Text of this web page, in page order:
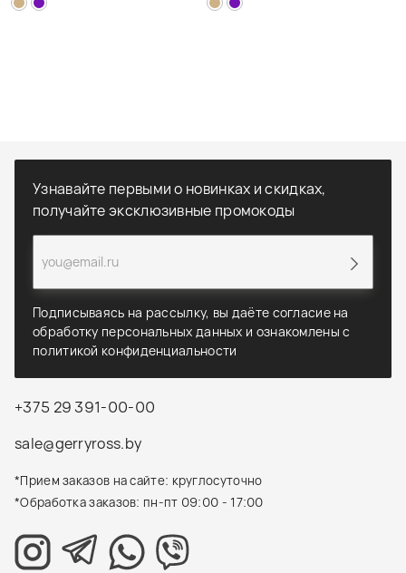
+375 29 391-00-00
sale@gerryross.by
*Прием заказов на сайте: круглосуточно
*Обработка заказов: пн-пт 09:00 - 17:00
Узнавайте первыми о новинках и скидках,
получайте эксклюзивные промокоды
Подписываясь на рассылку, вы даёте согласие на
обработку персональных данных и ознакомлены с
политикой конфиденциальности